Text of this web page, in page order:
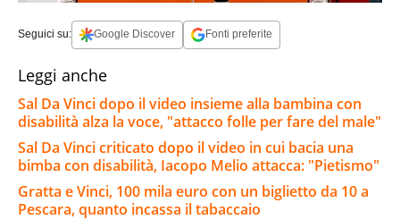
Seguici su: Google Discover Fonti preferite
Leggi anche
Sal Da Vinci dopo il video insieme alla bambina con
disabilità alza la voce, "attacco folle per fare del male"
Sal Da Vinci criticato dopo il video in cui bacia una
bimba con disabilità, Iacopo Melio attacca: "Pietismo"
Gratta e Vinci, 100 mila euro con un biglietto da 10 a
Pescara, quanto incassa il tabaccaio